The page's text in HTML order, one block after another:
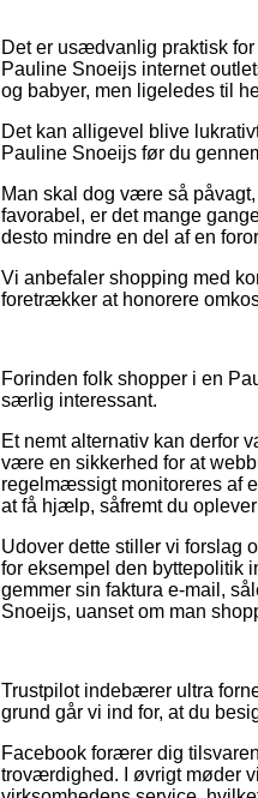
Det er usædvanlig praktisk
Pauline Snoeijs internet
og babyer, men ligeledes til
Det kan alligevel blive
Pauline Snoeijs før du
Man skal dog være så
favorabel, er det mange
desto mindre en del af en
Vi anbefaler shopping med
foretrækker at honorere
Forinden folk shopper i en
særlig interessant.
Et nemt alternativ kan derfor
være en sikkerhed for at
regelmæssigt monitoreres af
at få hjælp, såfremt du
Udover dette stiller vi forslag
for eksempel den byttepolitik
gemmer sin faktura e-mail,
Snoeijs, uanset om man
Trustpilot indebærer ultra
grund går vi ind for, at du
Facebook forærer dig
troværdighed. I øvrigt møder